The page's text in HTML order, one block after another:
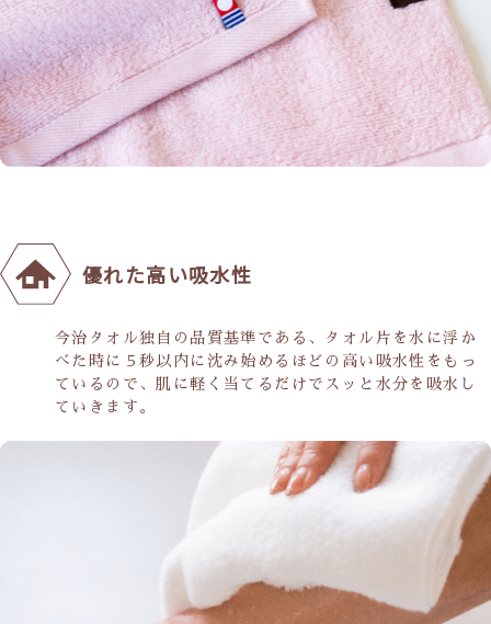
優れた高い吸水性
今治タオル独自の品質基準である、タオル片を水に浮か
べた時に５秒以内に沈み始めるほどの高い吸水性をもっ
ているので、肌に軽く当てるだけでスッと水分を吸水し
ていきます。